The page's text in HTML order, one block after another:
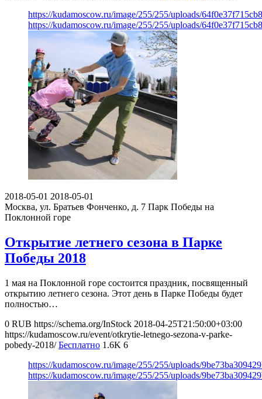
https://kudamoscow.ru/image/255/255/uploads/
https://kudamoscow.ru/image/255/255/uploads/
2018-05-01 2018-05-01
Москва, ул. Братьев Фонченко, д. 7 Парк Победы на
Поклонной горе
Открытие летнего сезона в Парке
Победы 2018
1 мая на Поклонной горе состоится праздник, посвященный
открытию летнего сезона. Этот день в Парке Победы будет
полностью…
0 RUB https://schema.org/InStock 2018-04-25T21:50:00+03:00
https://kudamoscow.ru/event/otkrytie-letnego-sezona-v-parke-
pobedy-2018/ Бесплатно 1.6K 6
https://kudamoscow.ru/image/255/255/uploads/
https://kudamoscow.ru/image/255/255/uploads/